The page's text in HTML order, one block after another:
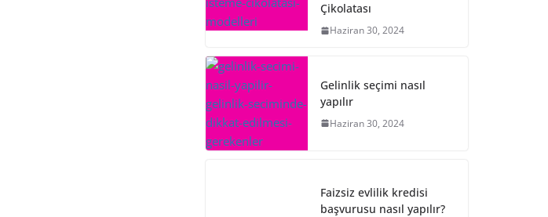
Çikolatası
Haziran 30, 2024
Gelinlik seçimi nasıl
yapılır
Haziran 30, 2024
Faizsiz evlilik kredisi
başvurusu nasıl yapılır?